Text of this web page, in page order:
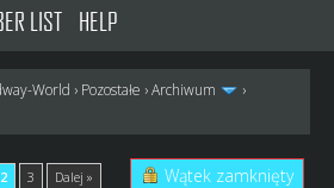
LIST HELP
World › Pozostałe ›Archiwum ›
2 3 Dalej » Wątek zamknięty